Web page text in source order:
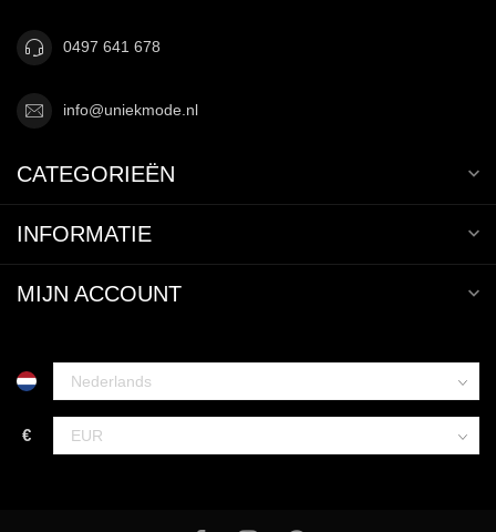
0497 641 678
info@uniekmode.nl
CATEGORIEËN
INFORMATIE
MIJN ACCOUNT
€